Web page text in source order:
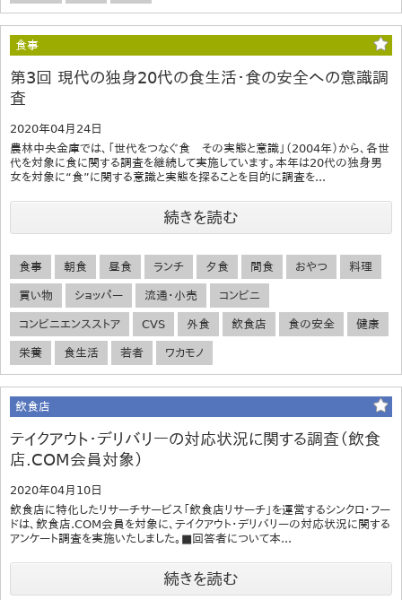
食事
第3回 現代の独身20代の食生活・食の安全への意識調
査
2020年04月24日
農林中央金庫では、「世代をつなぐ食 その実態と意識」（2004年）から、各世
代を対象に食に関する調査を継続して実施しています。本年は20代の独身男
女を対象に“食”に関する意識と実態を探ることを目的に調査を...
続きを読む
食事 朝食 昼食 ランチ 夕食 間食 おやつ 料理
買い物 ショッパー 流通・小売 コンビニ
コンビニエンスストア CVS 外食 飲食店 食の安全 健康
栄養 食生活 若者 ワカモノ
飲食店
テイクアウト・デリバリーの対応状況に関する調査（飲食
店.COM会員対象）
2020年04月10日
飲食店に特化したリサーチサービス「飲食店リサーチ」を運営するシンクロ・フー
ドは、飲食店.COM会員を対象に、テイクアウト・デリバリーの対応状況に関する
アンケート調査を実施いたしました。■回答者について本...
続きを読む